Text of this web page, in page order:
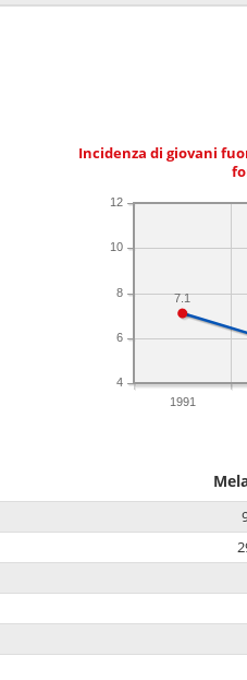
Incidenza di giovani
1991
4
6
8
10
12
7.1